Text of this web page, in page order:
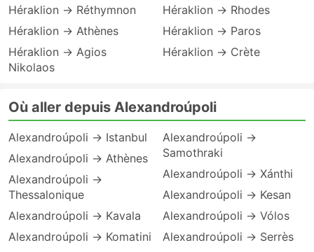
Héraklion → Réthymnon
Héraklion → Athènes
Héraklion → Agios
Nikolaos
Héraklion → Rhodes
Héraklion → Paros
Héraklion → Crète
Où aller depuis Alexandroúpoli
Alexandroúpoli → Istanbul
Alexandroúpoli → Athènes
Alexandroúpoli →
Thessalonique
Alexandroúpoli → Kavala
Alexandroúpoli → Komatini
Alexandroúpoli →
Samothraki
Alexandroúpoli → Xánthi
Alexandroúpoli → Kesan
Alexandroúpoli → Vólos
Alexandroúpoli → Serrès